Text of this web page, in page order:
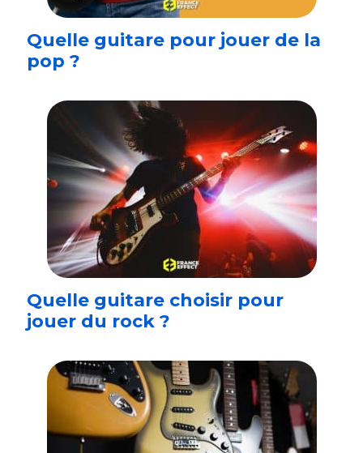
Quelle guitare pour jouer de la
pop ?
Quelle guitare choisir pour
jouer du rock ?